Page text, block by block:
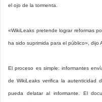
el ojo de la tormenta.
«WikiLeaks pretende lograr reformas
ha sido suprimida para el público», dijo
El proceso es simple: informantes
de WikiLeaks verifica la autenticidad
pueda delatar al informante. El